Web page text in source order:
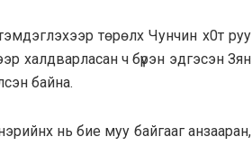
төрөлх Чунчин х0т руу
халдварласан ч бүрэн эдгэсэн Зян
байна.
нь бие муу байгааг анзааран,